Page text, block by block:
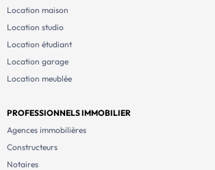
Location maison
Location studio
Location étudiant
Location garage
Location meublée
PROFESSIONNELS IMMOBILIER
Agences immobilières
Constructeurs
Notaires